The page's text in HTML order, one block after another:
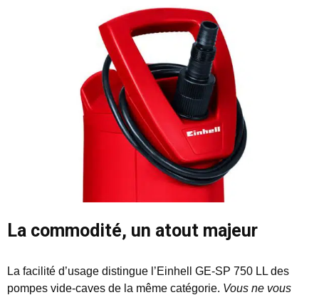
La commodité, un atout majeur
La facilité d’usage distingue l’Einhell GE-SP 750 LL des
pompes vide-caves de la même catégorie. Vous ne vous